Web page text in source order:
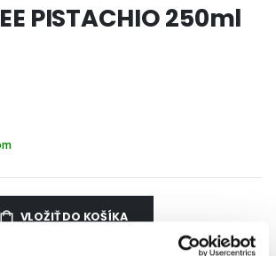
PISTACHIO 250ml
VLOŽIŤ DO KOŠÍKA